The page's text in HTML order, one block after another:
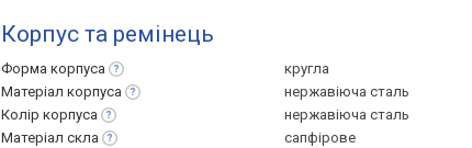
Корпус та ремінець
Форма корпуса
кругла
Матеріал корпуса
нержавіюча сталь
Колір корпуса
нержавіюча сталь
Матеріал скла
сапфірове